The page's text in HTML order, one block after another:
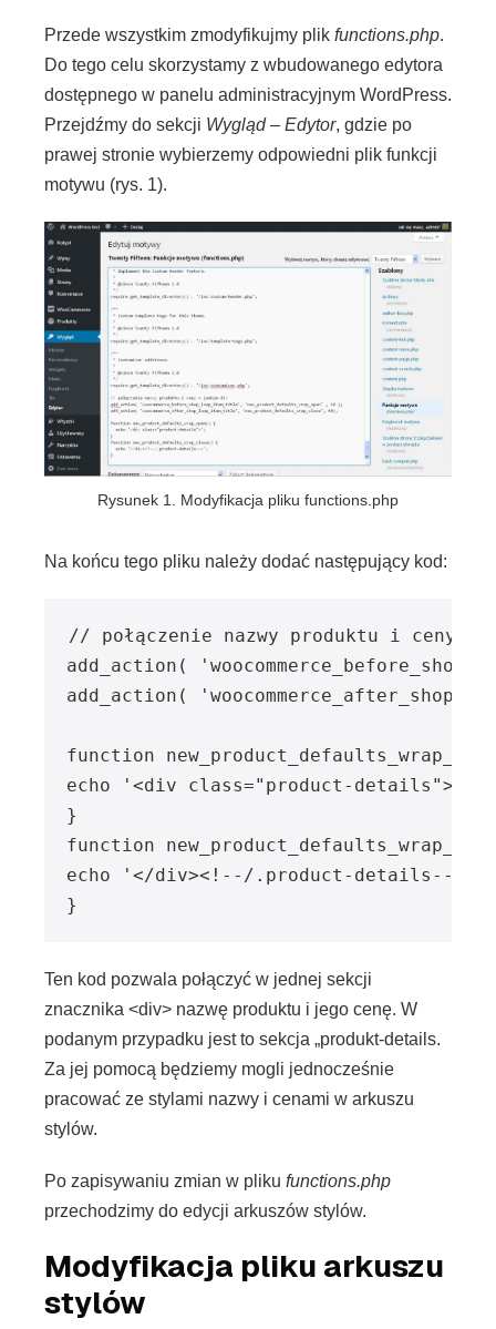
Przede wszystkim zmodyfikujmy plik functions.php.
Do tego celu skorzystamy z wbudowanego edytora
dostępnego w panelu administracyjnym WordPress.
Przejdźmy do sekcji Wygląd – Edytor, gdzie po
prawej stronie wybierzemy odpowiedni plik funkcji
motywu (rys. 1).
Rysunek 1. Modyfikacja pliku functions.php
Na końcu tego pliku należy dodać następujący kod:
// połączenie nazwy produktu i ceny w
add_action(
add_action(
function
echo '<div class="product-details">';
}
function
echo '</div><!--/.product-details-->';
}
Ten kod pozwala połączyć w jednej sekcji
znacznika <div> nazwę produktu i jego cenę. W
podanym przypadku jest to sekcja „produkt-details.
Za jej pomocą będziemy mogli jednocześnie
pracować ze stylami nazwy i cenami w arkuszu
stylów.
Po zapisywaniu zmian w pliku functions.php
przechodzimy do edycji arkuszów stylów.
Modyfikacja pliku arkuszu
stylów